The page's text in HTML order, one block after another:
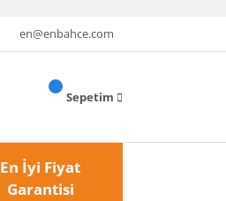
en@enbahce.com
Sepetim
En İyi Fiyat
Garantisi